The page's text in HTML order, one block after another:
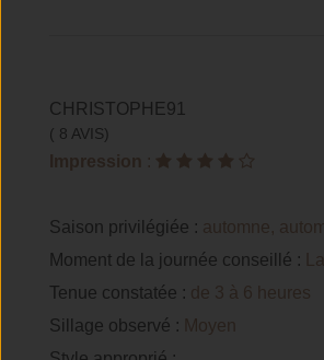
CHRISTOPHE91
( 8 AVIS)
Impression :
Saison privilégiée : automne,
Moment de la journée conseillé :
Tenue constatée : de 3 à 6 heures
Sillage observé : Moyen